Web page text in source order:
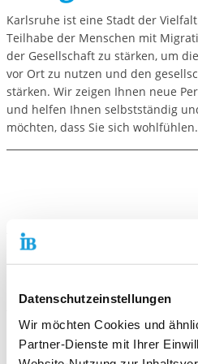
Datenschutzeinstellungen
Wir möchten Cookies und
Partner-Dienste mit Ihrer
Karlsruhe ist eine Stadt der
Teilhabe der Menschen mit
der Gesellschaft zu stärken, um
vor Ort zu nutzen und den
stärken. Wir zeigen Ihnen neue
und helfen Ihnen selbstständig
möchten, dass Sie sich wohlfühlen.
Der Ablauf
Individuelle Beratung zu:
• Geeigneten Sprachkursen
• Bildung
• Arbeit
Die Zielgruppe